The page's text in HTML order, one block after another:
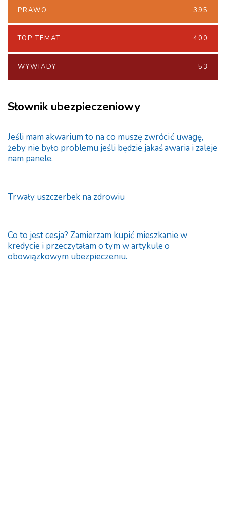
PRAWO 395
TOP TEMAT 400
WYWIADY 53
Słownik ubezpieczeniowy
Jeśli mam akwarium to na co muszę zwrócić uwagę,
żeby nie było problemu jeśli będzie jakaś awaria i zaleje
nam panele.
Trwały uszczerbek na zdrowiu
Co to jest cesja? Zamierzam kupić mieszkanie w
kredycie i przeczytałam o tym w artykule o
obowiązkowym ubezpieczeniu.